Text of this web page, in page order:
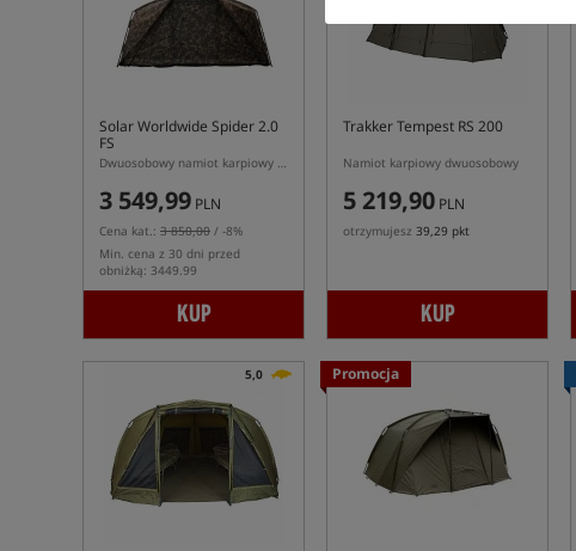
Solar Worldwide Spider 2.0
FS
Dwuosobowy namiot karpiowy Solar Worldwide Spider 2.0 FS
3 549,99 PLN
Cena kat.: 3 850,00 / -8%
Min. cena z 30 dni przed
obniżką: 3449.99
KUP
Trakker Tempest RS 200
Namiot karpiowy dwuosobowy
5 219,90 PLN
otrzymujesz 39,29 pkt
KUP
5,0 Promocja